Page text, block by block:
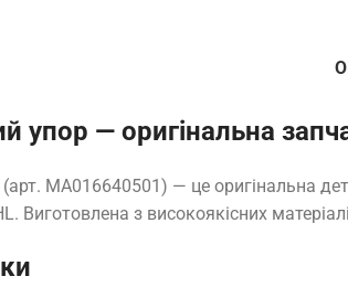
упор — оригінальна
(арт. MA016640501) — це оригінальна
Виготовлена з високоякісних